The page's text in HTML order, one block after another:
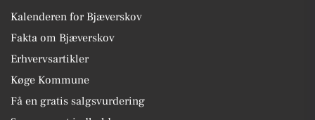
Kalenderen for Bjæverskov
Fakta om Bjæverskov
Erhvervsartikler
Køge Kommune
Få en gratis salgsvurdering